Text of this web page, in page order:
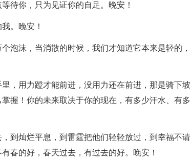
待你，只为见证你的自足。晚安！
。晚安！
泡沫，当消散的时候，我们才知道它本来是轻的，
，用力蹬才能前进，没用力还在前进，那是骑下坡
握！你的未来取决于你的现在，有多少汗水、有多
到灿烂平息，到雷霆把他们轻轻放过，到幸福不请
春的好，春天过去，有过去的好。晚安！